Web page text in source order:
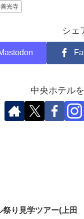
光寺
シェ
中央ホテル
祭り見学ツアー(上田